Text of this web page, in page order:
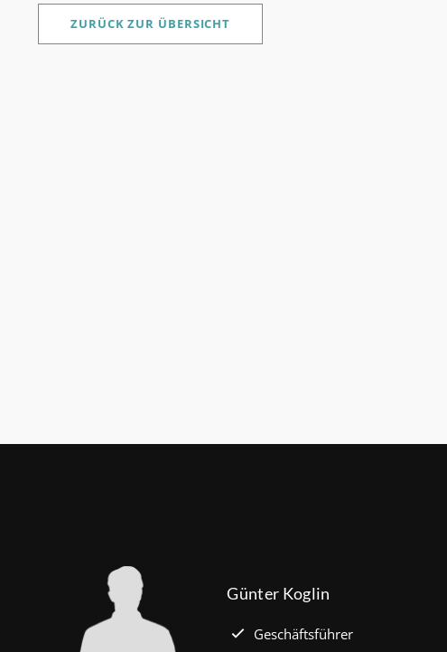
ZURÜCK ZUR ÜBERSICHT
Günter Koglin
Geschäftsführer